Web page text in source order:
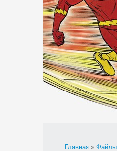
Главная » Файлы